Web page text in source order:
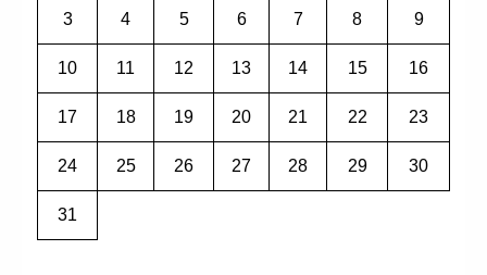
3 4 5 6 7 8 9
10 11 12 13 14 15 16
17 18 19 20 21 22 23
24 25 26 27 28 29 30
31